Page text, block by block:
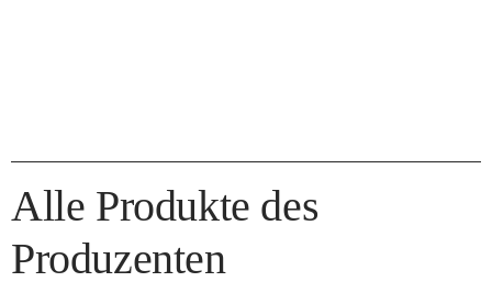
Alle Produkte des
Produzenten